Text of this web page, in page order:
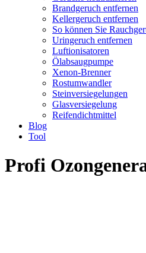
Brandgeruch entfernen
Kellergeruch entfernen
So können Sie
Uringeruch entfernen
Luftionisatoren
Ölabsaugpumpe
Xenon-Brenner
Rostumwandler
Steinversiegelungen
Glasversiegelung
Reifendichtmittel
Blog
Tool
Profi